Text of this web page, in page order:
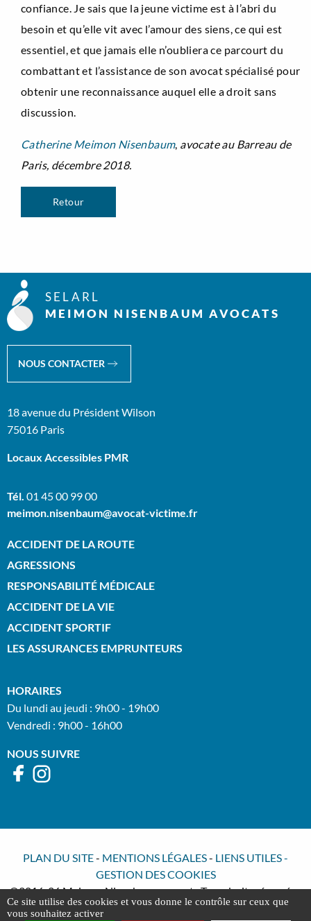
confiance. Je sais que la jeune victime est à l’abri du
besoin et qu’elle vit avec l’amour des siens, ce qui est
essentiel, et que jamais elle n’oubliera ce parcourt du
combattant et l’assistance de son avocat spécialisé pour
obtenir une reconnaissance auquel elle a droit sans
discussion.
Catherine Meimon Nisenbaum, avocate au Barreau de
Paris, décembre 2018.
Retour
SELARL
MEIMON NISENBAUM AVOCATS
NOUS CONTACTER
18 avenue du Président Wilson
75016 Paris
Locaux Accessibles PMR
Tél. 01 45 00 99 00
meimon.nisenbaum@avocat-victime.fr
ACCIDENT DE LA ROUTE
AGRESSIONS
RESPONSABILITÉ MÉDICALE
ACCIDENT DE LA VIE
ACCIDENT SPORTIF
LES ASSURANCES EMPRUNTEURS
HORAIRES
Du lundi au jeudi : 9h00 - 19h00
Vendredi : 9h00 - 16h00
NOUS SUIVRE
PLAN DU SITE- MENTIONS LÉGALES- LIENS UTILES-
GESTION DES COOKIES
©2016-26 Meimon Nisenbaum avocats Tous droits réservés -
Conception : Absolute Communication - Réalisation : Answeb
Ce site utilise des cookies et vous donne le contrôle sur ceux que
vous souhaitez activer